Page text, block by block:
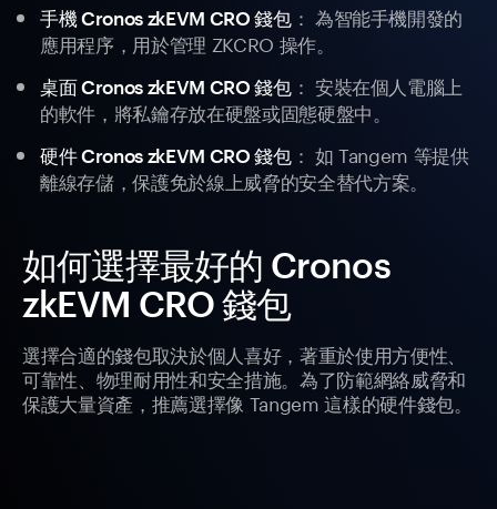
手機 Cronos zkEVM CRO 錢包： 為智能手機開發的
應用程序，用於管理 ZKCRO 操作。
桌面 Cronos zkEVM CRO 錢包： 安裝在個人電腦上
的軟件，將私鑰存放在硬盤或固態硬盤中。
硬件 Cronos zkEVM CRO 錢包： 如 Tangem 等提供
離線存儲，保護免於線上威脅的安全替代方案。
如何選擇最好的 Cronos
zkEVM CRO 錢包
選擇合適的錢包取決於個人喜好，著重於使用方便性、
可靠性、物理耐用性和安全措施。為了防範網絡威脅和
保護大量資產，推薦選擇像 Tangem 這樣的硬件錢包。